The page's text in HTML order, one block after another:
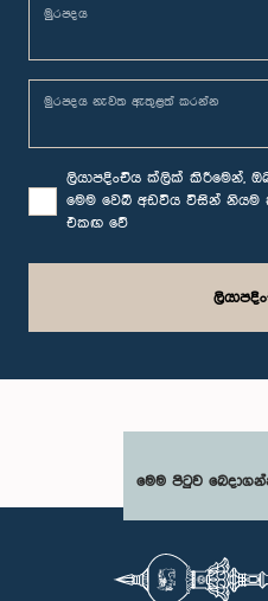
මුුරපදය
මුරපදය නැවත ඇතුළත් කරන්න
ලියාපදිංචිය ක්ලික් කිරීමෙන්,
මෙම වෙබ් අඩවිය විසින්
එකඟ වේ
මෙම පිටුව